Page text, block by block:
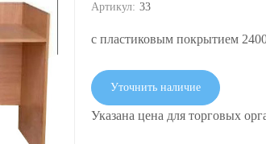
Артикул: 33
с пластиковым покрытием
Уточнить наличие
Указана цена для торговых